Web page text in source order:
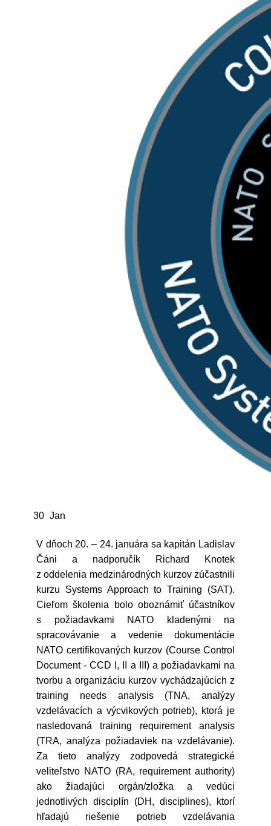
30 Jan
V dňoch 20. – 24. januára sa kapitán Ladislav
Čáni a nadporučík Richard Knotek
z oddelenia medzinárodných kurzov zúčastnili
kurzu Systems Approach to Training (SAT).
Cieľom školenia bolo oboznámiť účastníkov
s požiadavkami NATO kladenými na
spracovávanie a vedenie dokumentácie
NATO certifikovaných kurzov (Course Control
Document - CCD I, II a III) a požiadavkami na
tvorbu a organizáciu kurzov vychádzajúcich z
training needs analysis (TNA, analýzy
vzdelávacích a výcvikových potrieb), ktorá je
nasledovaná training requirement analysis
(TRA, analýza požiadaviek na vzdelávanie).
Za tieto analýzy zodpovedá strategické
veliteľstvo NATO (RA, requirement authority)
ako žiadajúci orgán/zložka a vedúci
jednotlivých disciplín (DH, disciplines), ktorí
hľadajú riešenie potrieb vzdelávania